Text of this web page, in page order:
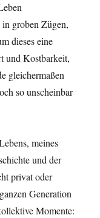
in groben Zügen,
dieses eine
und Kostbarkeit,
gleichermaßen
so unscheinbar
meines
und der
privat oder
Generation
Momente: